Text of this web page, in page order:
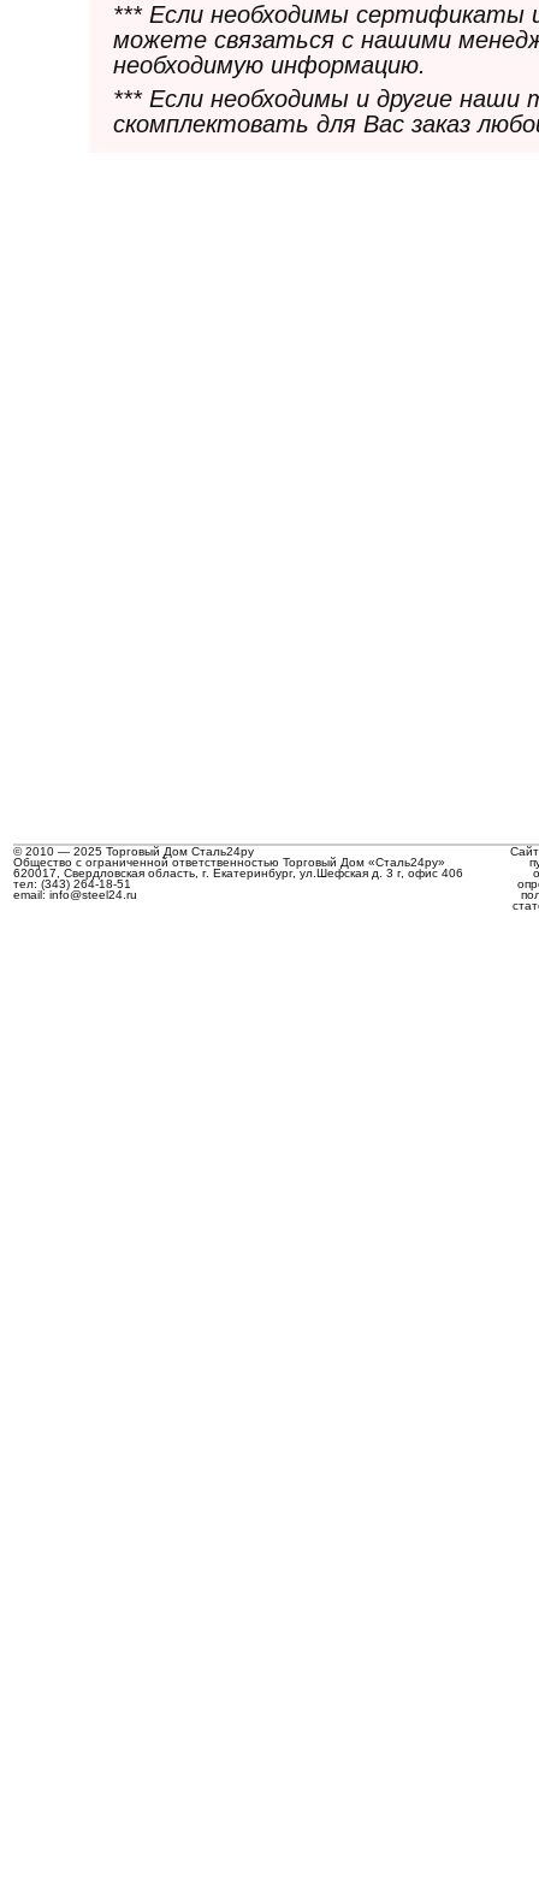
*** Если необходимы сертификаты
можете связаться с нашими
необходимую информацию.
*** Если необходимы и другие
скомплектовать для Вас заказ
© 2010 — 2025 Торговый Дом Сталь24ру
Общество с ограниченной ответственностью Торговый Дом «Сталь24ру»
620017, Свердловская область, г. Екатеринбург, ул.Шефская д. 3 г, офис 406
тел: (343) 264-18-51
email: info@steel24.ru